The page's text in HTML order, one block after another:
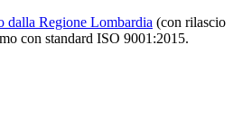
dalla Regione Lombardia (con rilascio
con standard ISO 9001:2015.